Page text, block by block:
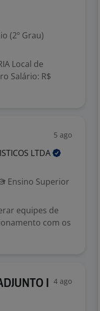
(2º Grau)
Local de
Salário: R$
5 ago
LTDA
Ensino Superior
equipes de
com os
I 4 ago